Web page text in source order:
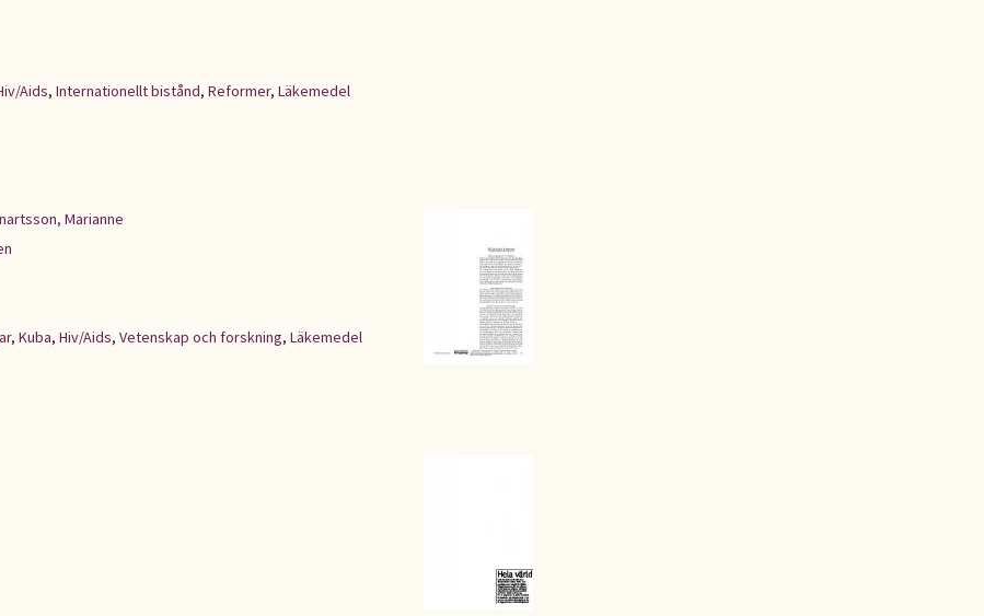
Aids, Internationellt bistånd, Reformer, Läkemedel
Marianne
, Kuba, Hiv/Aids, Vetenskap och forskning, Läkemedel